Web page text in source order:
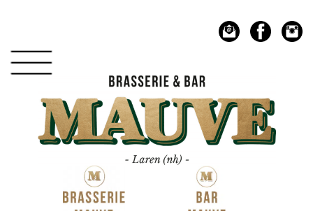
hoofdnavigatie
hoofd
inhoud
Mauve